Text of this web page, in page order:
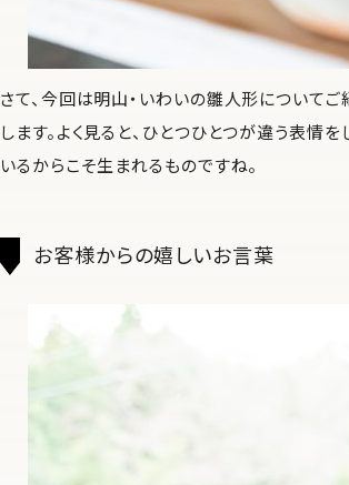
さて、今回は明山・いわいの雛人形について
します。よく見ると、ひとつひとつが違う表情
いるからこそ生まれるものですね。
お客様からの嬉しいお言葉